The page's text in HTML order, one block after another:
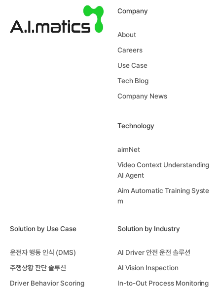
Company
About
Careers
Use Case
Tech Blog
Company News
Technology
aimNet
Video Context Understanding
AI Agent
Aim Automatic Training Syste
m
Solution by Use Case
운전자 행동 인식 (DMS)
주행상황 판단 솔루션
Driver Behavior Scoring
Solution by Industry
AI Driver 안전 운전 솔루션
AI Vision Inspection
In-to-Out Process Monitoring